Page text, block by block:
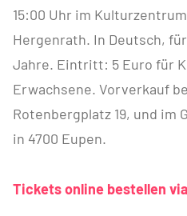
15:00 Uhr im
Hergenrath. In Deutsch,
Jahre. Eintritt: 5 Euro für
Erwachsene. Vorverkauf
Rotenbergplatz 19, und im
in 4700 Eupen.
Tickets online bestellen